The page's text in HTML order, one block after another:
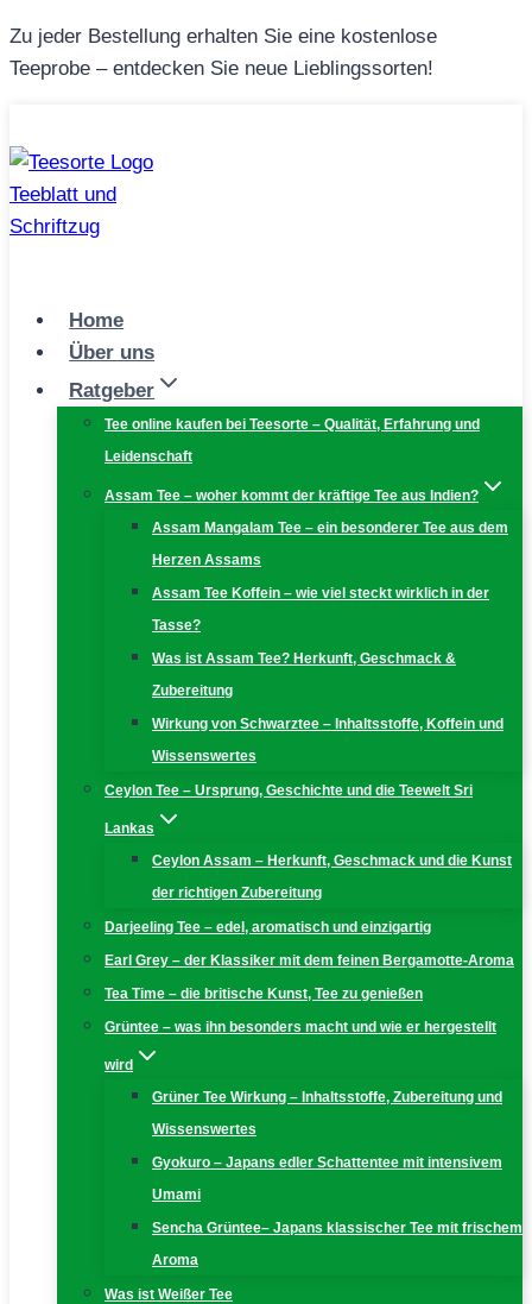
Zum
Inhalt
Zu jeder Bestellung erhalten Sie eine kostenlose
Teeprobe – entdecken Sie neue Lieblingssorten!
Home
Über uns
Ratgeber
Tee online kaufen bei Teesorte – Qualität, Erfahrung und
Leidenschaft
Assam Tee – woher kommt der kräftige Tee aus Indien?
Assam Mangalam Tee – ein besonderer Tee aus dem
Herzen Assams
Assam Tee Koffein – wie viel steckt wirklich in der
Tasse?
Was ist Assam Tee? Herkunft, Geschmack &
Zubereitung
Wirkung von Schwarztee – Inhaltsstoffe, Koffein und
Wissenswertes
Ceylon Tee – Ursprung, Geschichte und die Teewelt Sri
Lankas
Ceylon Assam – Herkunft, Geschmack und die Kunst
der richtigen Zubereitung
Darjeeling Tee – edel, aromatisch und einzigartig
Earl Grey – der Klassiker mit dem feinen Bergamotte-Aroma
Tea Time – die britische Kunst, Tee zu genießen
Grüntee – was ihn besonders macht und wie er hergestellt
wird
Grüner Tee Wirkung – Inhaltsstoffe, Zubereitung und
Wissenswertes
Gyokuro – Japans edler Schattentee mit intensivem
Umami
Sencha Grüntee– Japans klassischer Tee mit frischem
Aroma
Was ist Weißer Tee